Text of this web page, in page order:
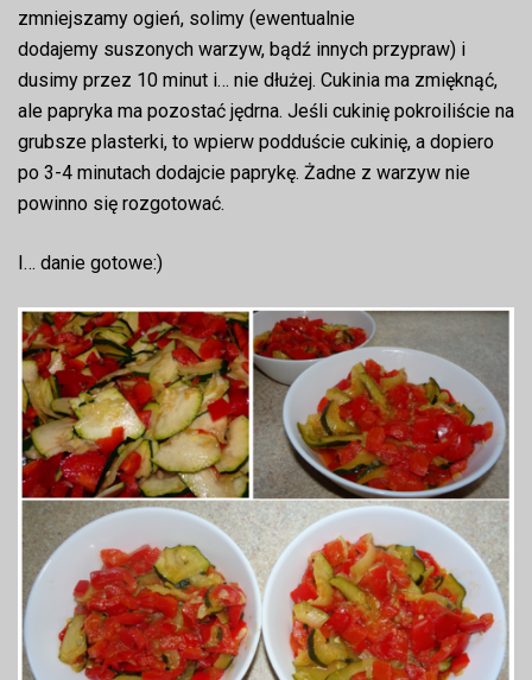
zmniejszamy ogień, solimy (ewentualnie
dodajemy suszonych warzyw, bądź innych przypraw) i
dusimy przez 10 minut i… nie dłużej. Cukinia ma zmięknąć,
ale papryka ma pozostać jędrna. Jeśli cukinię pokroiliście na
grubsze plasterki, to wpierw podduście cukinię, a dopiero
po 3-4 minutach dodajcie paprykę. Żadne z warzyw nie
powinno się rozgotować.
I… danie gotowe:)